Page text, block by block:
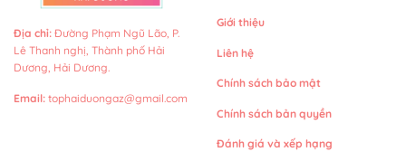
Địa chỉ: Đường Phạm Ngũ Lão, P.
Lê Thanh nghị, Thành phố Hải
Dương, Hải Dương.
Email: tophaiduongaz@gmail.com
Giới thiệu
Liên hệ
Chính sách bảo mật
Chính sách bản quyền
Đánh giá và xếp hạng